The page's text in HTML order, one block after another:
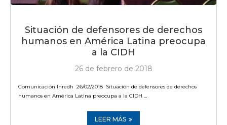
Situación de defensores de derechos
humanos en América Latina preocupa
a la CIDH
26 de febrero de 2018
Comunicación Inredh 26/02/2018 Situación de defensores de derechos
humanos en América Latina preocupa a la CIDH …
LEER MÁS